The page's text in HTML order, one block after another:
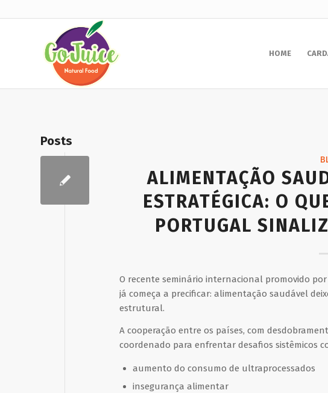
HOME
Posts
ALIMENTAÇÃO
ESTRATÉGICA: O
PORTUGAL
O recente seminário internacional promovido
já começa a precificar: alimentação saudável
estrutural.
A cooperação entre os países, com
coordenado para enfrentar desafios sistêmicos
aumento do consumo de ultraprocessados
insegurança alimentar